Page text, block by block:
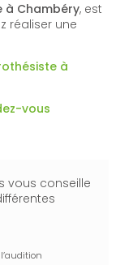
à Chambéry, est
réaliser une
à
vous
vous conseille